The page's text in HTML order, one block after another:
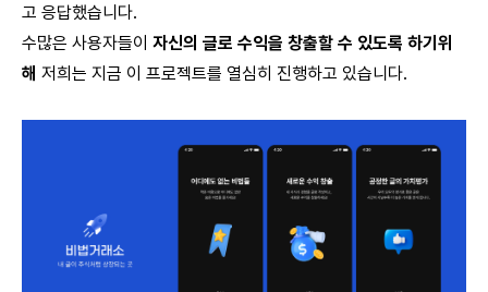
고 응답했습니다.
수많은 사용자들이 자신의 글로 수익을 창출할 수 있도록 하기위
해 저희는 지금 이 프로젝트를 열심히 진행하고 있습니다.